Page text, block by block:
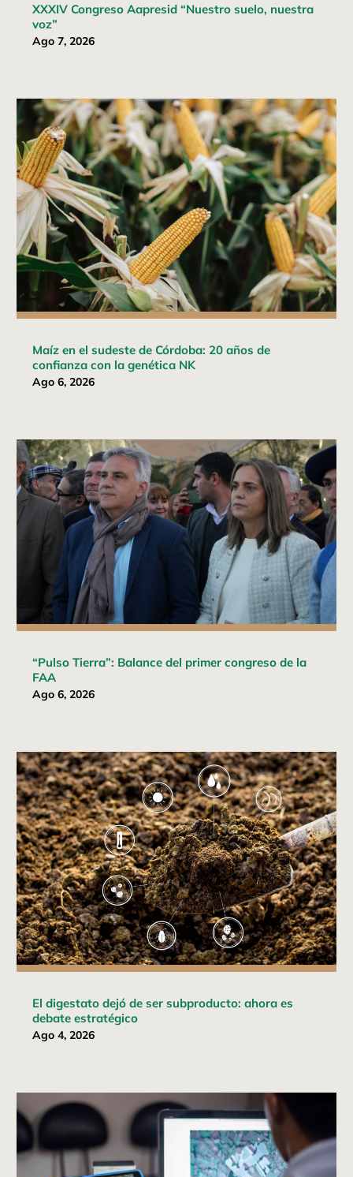
XXXIV Congreso Aapresid “Nuestro suelo, nuestra
voz”
Ago 7, 2026
Maíz en el sudeste de Córdoba: 20 años de
confianza con la genética NK
Ago 6, 2026
“Pulso Tierra”: Balance del primer congreso de la
FAA
Ago 6, 2026
El digestato dejó de ser subproducto: ahora es
debate estratégico
Ago 4, 2026